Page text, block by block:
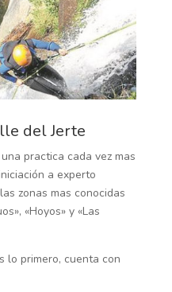
del Jerte
practica cada vez mas
a experto
zonas mas conocidas
«Hoyos» y «Las
lo primero, cuenta con